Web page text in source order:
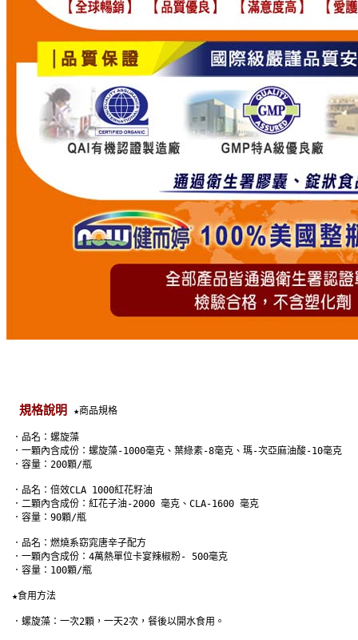
規格說明 ★商品規格
．品名：螺旋藻
．一顆內含成份：螺旋藻-1000毫克、葉綠素-8毫克、瑪-次亞麻油酸-10毫克
．容量：200顆/瓶
．品名：倍效CLA 1000紅花籽油
．二顆內含成份：紅花子油-2000 毫克、CLA-1600 毫克
．容量：90顆/瓶
．品名：燃燒系窈窕唐辛子配方
．一顆內含成份：4萬熱單位卡宴辣椒粉- 500毫克
．容量：100顆/瓶
★食用方法
．螺旋藻：一次2顆，一天2次，餐後以開水食用。